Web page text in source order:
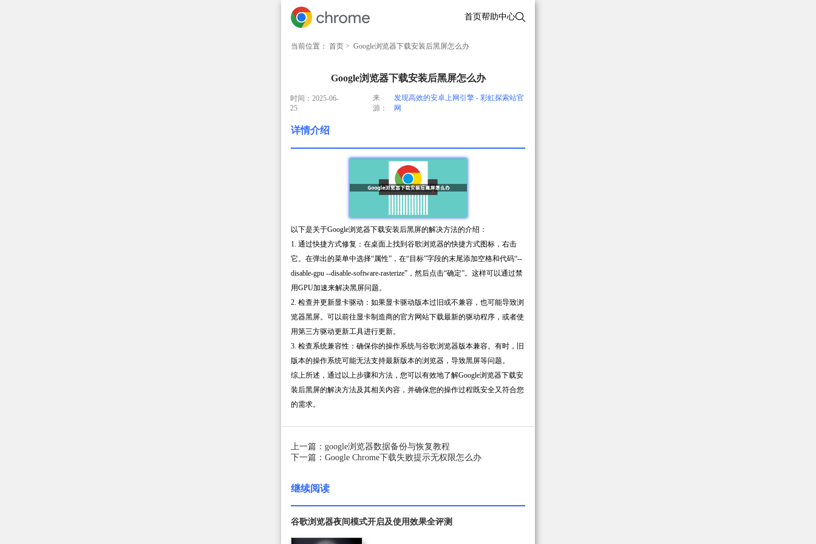
首页帮助中心
当前位置： 首页 > Google浏览器下载安装后黑屏怎么办
Google浏览器下载安装后黑屏怎么办
时间：2025-06-
25
来
源：
发现高效的安卓上网引擎 - 彩虹探索站官
网
详情介绍
以下是关于Google浏览器下载安装后黑屏的解决方法的介绍：
1. 通过快捷方式修复：在桌面上找到谷歌浏览器的快捷方式图标，右击
它。在弹出的菜单中选择“属性”，在“目标”字段的末尾添加空格和代码“--
disable-gpu --disable-software-rasterize”，然后点击“确定”。这样可以通过禁
用GPU加速来解决黑屏问题。
2. 检查并更新显卡驱动：如果显卡驱动版本过旧或不兼容，也可能导致浏
览器黑屏。可以前往显卡制造商的官方网站下载最新的驱动程序，或者使
用第三方驱动更新工具进行更新。
3. 检查系统兼容性：确保你的操作系统与谷歌浏览器版本兼容。有时，旧
版本的操作系统可能无法支持最新版本的浏览器，导致黑屏等问题。
综上所述，通过以上步骤和方法，您可以有效地了解Google浏览器下载安
装后黑屏的解决方法及其相关内容，并确保您的操作过程既安全又符合您
的需求。
上一篇：google浏览器数据备份与恢复教程
下一篇：Google Chrome下载失败提示无权限怎么办
继续阅读
谷歌浏览器夜间模式开启及使用效果全评测